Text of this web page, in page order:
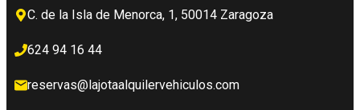
C. de la Isla de Menorca, 1, 50014 Zaragoza
624 94 16 44
reservas@lajotaalquilervehiculos.com